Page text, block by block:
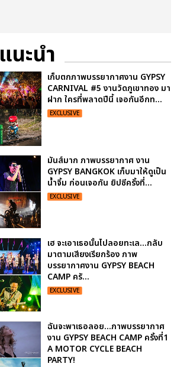
แนะนำ
เก็บตกภาพบรรยากาศงาน GYPSY
CARNIVAL #5 งานวัดภูเขาทอง มา
ฝาก ใครที่พลาดปีนี้ เจอกันอีกท...
EXCLUSIVE
มันส์มาก ภาพบรรยากาศ งาน
GYPSY BANGKOK เก็บมาให้ดูเป็น
น้ำจิ้ม ก่อนเจอกัน ยิปซีครั้งที่...
EXCLUSIVE
เฮ จะเอาเธอนั้นไปลอยทะเล...กลับ
มาตามเสียงเรียกร้อง ภาพ
บรรยากาศงาน GYPSY BEACH
CAMP ครั...
EXCLUSIVE
ฉันจะพาเธอลอย...ภาพบรรยากาศ
งาน GYPSY BEACH CAMP ครั้งที่1
A MOTOR CYCLE BEACH
PARTY!